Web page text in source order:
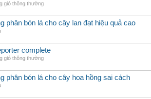
gió thông thường
phân bón lá cho cây lan đạt hiệu quả cao
complete
gió thông thường
phân bón lá cho cây hoa hồng sai cách